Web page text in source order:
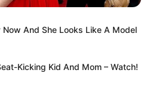
And She Looks Like A Model
Kicking Kid And Mom – Watch!